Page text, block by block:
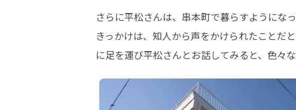
さらに平松さんは、串本町で暮らすようにな
きっかけは、知人から声をかけられたことだ
に足を運び平松さんとお話してみると、色々